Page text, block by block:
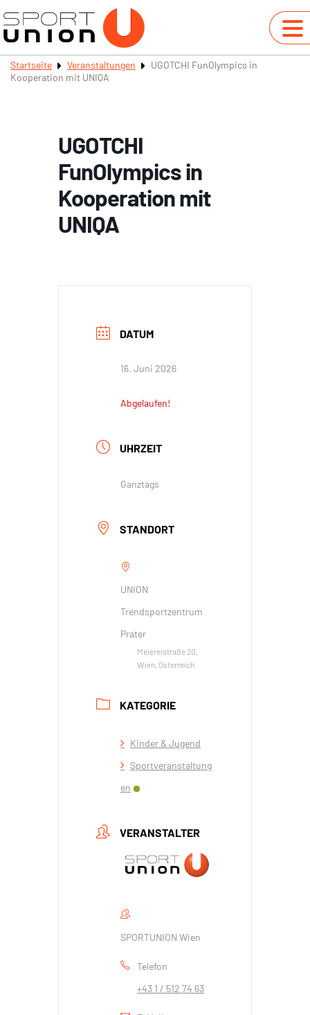
Startseite Veranstaltungen
UGOTCHI FunOlympics in
Kooperation mit UNIQA
UGOTCHI
FunOlympics in
Kooperation mit
UNIQA
DATUM
16. Juni 2026
Abgelaufen!
UHRZEIT
Ganztags
STANDORT
UNION
Trendsportzentrum
Prater
Meiereistraße 20,
Wien, Österreich
KATEGORIE
Kinder & Jugend
Sportveranstaltung
en
VERANSTALTER
SPORTUNION Wien
Telefon
+43 1 / 512 74 63